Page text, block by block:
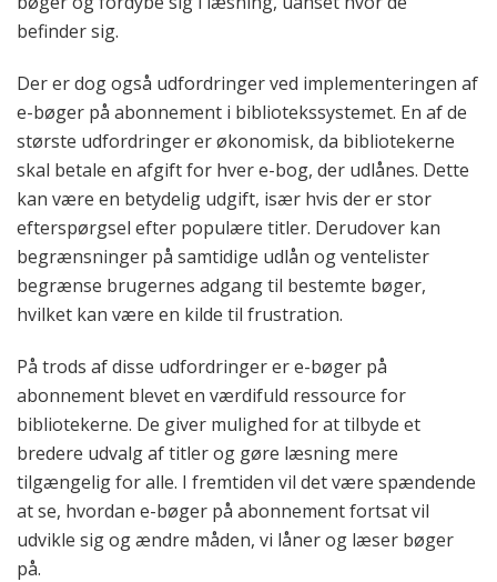
befinder sig.
Der er dog også udfordringer ved implementeringen af
e-bøger på abonnement i bibliotekssystemet. En af de
største udfordringer er økonomisk, da bibliotekerne
skal betale en afgift for hver e-bog, der udlånes. Dette
kan være en betydelig udgift, især hvis der er stor
efterspørgsel efter populære titler. Derudover kan
begrænsninger på samtidige udlån og ventelister
begrænse brugernes adgang til bestemte bøger,
hvilket kan være en kilde til frustration.
På trods af disse udfordringer er e-bøger på
abonnement blevet en værdifuld ressource for
bibliotekerne. De giver mulighed for at tilbyde et
bredere udvalg af titler og gøre læsning mere
tilgængelig for alle. I fremtiden vil det være spændende
at se, hvordan e-bøger på abonnement fortsat vil
udvikle sig og ændre måden, vi låner og læser bøger
på.